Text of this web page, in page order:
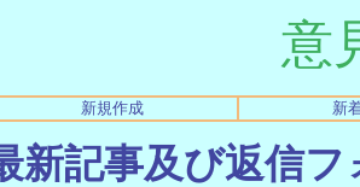
意
新規作成 新
新記事及び返信